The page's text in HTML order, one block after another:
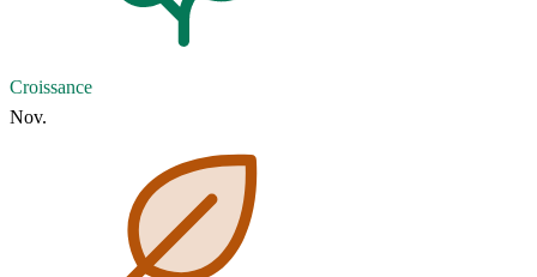
Croissance
Nov.